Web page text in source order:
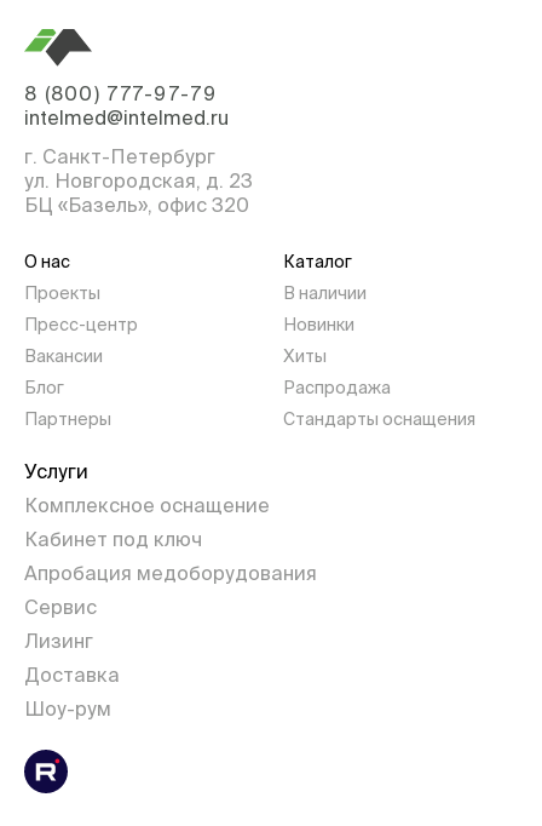
8 (800) 777-97-79
intelmed@intelmed.ru
г. Санкт-Петербург
ул. Новгородская, д. 23
БЦ «Базель», офис 320
О нас
Проекты
Пресс-центр
Вакансии
Блог
Партнеры
Каталог
В наличии
Новинки
Хиты
Распродажа
Стандарты оснащения
Услуги
Комплексное оснащение
Кабинет под ключ
Апробация медоборудования
Сервис
Лизинг
Доставка
Шоу-рум